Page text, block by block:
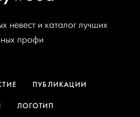
невест и каталог лучших
профи
ПУБЛИКАЦИИ
ЛОГОТИП